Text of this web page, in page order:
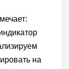
на